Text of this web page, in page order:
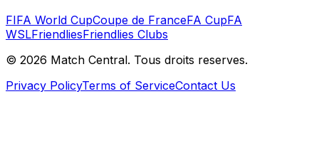
FIFA World CupCoupe de FranceFA CupFA
WSLFriendliesFriendlies Clubs
© 2026 Match Central. Tous droits reserves.
Privacy PolicyTerms of ServiceContact Us